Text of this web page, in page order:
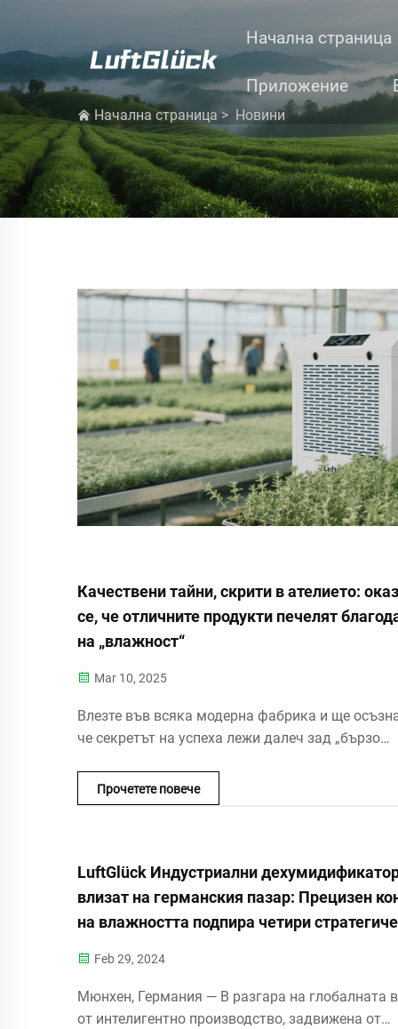
Начална страница
Приложение
Начална страница > Новини
Качествени тайни, скрити в ателието:
се, че отличните продукти печелят
на „влажност“
Mar 10, 2025
Влезте във всяка модерна фабрика и ще
че секретът на успеха лежи далеч зад „бързо
Тези хигрометри на тавана, запечатани
на рафтовете и дори деумидификаторите...
Прочетете повече
LuftGlück Индустриални
влизат на германския пазар: Прецизен
на влажността подпира четири
Индустрия 4.0
Feb 29, 2024
Мюнхен, Германия — В разгара на глобалната
от интелигентно производство, задвижена от